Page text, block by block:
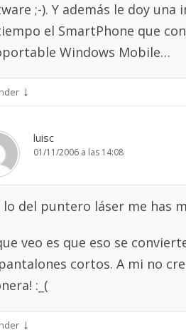
;-). Y además le doy
el SmartPhone que
Windows Mobile…
↓
luisc
01/11/2006 a las 14:08
lo del puntero láser me has
veo es que eso se
cortos. A mi no
:_(
↓